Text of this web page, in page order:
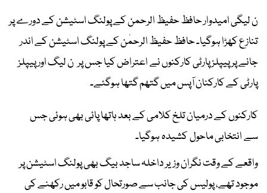
ن لیگی امیدوار حافظ حفیظ الرحمن کے پولنگ اسٹیشن کے دورے پر
تنازع کھڑا ہوگیا۔ حافظ حفیظ الرحمٰن کے پولنگ اسٹیشن کے اندر
جانے پر پیپلز پارٹی کارکنوں نے اعتراض کیا جس پر ن لیگ اور پیپلز
پارٹی کے کارکنان آپس میں گتھم گتھا ہوگئے۔
کارکنوں کے درمیان تلخ کلامی کے بعد ہاتھا پائی بھی ہوئی جس
سے انتخابی ماحول کشیدہ ہوگیا۔
واقعے کے وقت نگران وزیر داخلہ ساجد بیگ بھی پولنگ اسٹیشن پر
موجود تھے، پولیس کی جانب سے صورتحال کو قابو میں رکھنے کی